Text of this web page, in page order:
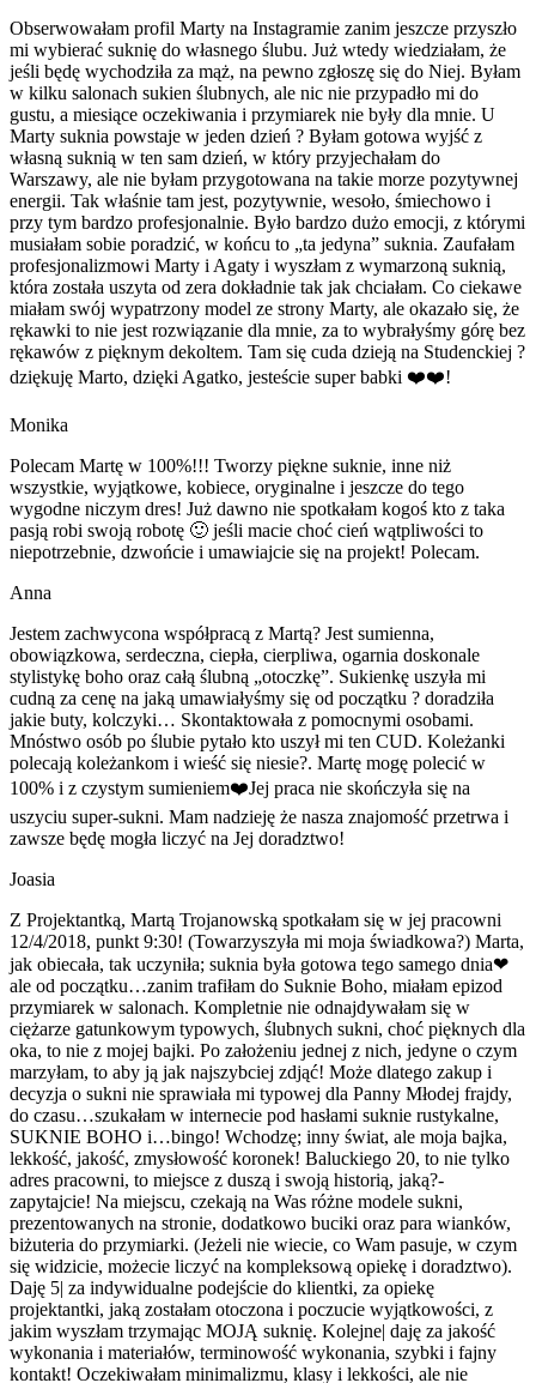
Obserwowałam profil Marty na Instagramie zanim jeszcze przyszło
mi wybierać suknię do własnego ślubu. Już wtedy wiedziałam, że
jeśli będę wychodziła za mąż, na pewno zgłoszę się do Niej. Byłam
w kilku salonach sukien ślubnych, ale nic nie przypadło mi do
gustu, a miesiące oczekiwania i przymiarek nie były dla mnie. U
Marty suknia powstaje w jeden dzień ? Byłam gotowa wyjść z
własną suknią w ten sam dzień, w który przyjechałam do
Warszawy, ale nie byłam przygotowana na takie morze pozytywnej
energii. Tak właśnie tam jest, pozytywnie, wesoło, śmiechowo i
przy tym bardzo profesjonalnie. Było bardzo dużo emocji, z którymi
musiałam sobie poradzić, w końcu to „ta jedyna” suknia. Zaufałam
profesjonalizmowi Marty i Agaty i wyszłam z wymarzoną suknią,
która została uszyta od zera dokładnie tak jak chciałam. Co ciekawe
miałam swój wypatrzony model ze strony Marty, ale okazało się, że
rękawki to nie jest rozwiązanie dla mnie, za to wybrałyśmy górę bez
rękawów z pięknym dekoltem. Tam się cuda dzieją na Studenckiej ?
dziękuję Marto, dzięki Agatko, jesteście super babki ❤️❤️!
Monika
Polecam Martę w 100%!!! Tworzy piękne suknie, inne niż
wszystkie, wyjątkowe, kobiece, oryginalne i jeszcze do tego
wygodne niczym dres! Już dawno nie spotkałam kogoś kto z taka
pasją robi swoją robotę 🙂 jeśli macie choć cień wątpliwości to
niepotrzebnie, dzwońcie i umawiajcie się na projekt! Polecam.
Anna
Jestem zachwycona współpracą z Martą? Jest sumienna,
obowiązkowa, serdeczna, ciepła, cierpliwa, ogarnia doskonale
stylistykę boho oraz całą ślubną „otoczkę”. Sukienkę uszyła mi
cudną za cenę na jaką umawiałyśmy się od początku ? doradziła
jakie buty, kolczyki… Skontaktowała z pomocnymi osobami.
Mnóstwo osób po ślubie pytało kto uszył mi ten CUD. Koleżanki
polecają koleżankom i wieść się niesie?. Martę mogę polecić w
100% i z czystym sumieniem❤️Jej praca nie skończyła się na
uszyciu super-sukni. Mam nadzieję że nasza znajomość przetrwa i
zawsze będę mogła liczyć na Jej doradztwo!
Joasia
Z Projektantką, Martą Trojanowską spotkałam się w jej pracowni
12/4/2018, punkt 9:30! (Towarzyszyła mi moja świadkowa?) Marta,
jak obiecała, tak uczyniła; suknia była gotowa tego samego dnia❤
ale od początku…zanim trafiłam do Suknie Boho, miałam epizod
przymiarek w salonach. Kompletnie nie odnajdywałam się w
ciężarze gatunkowym typowych, ślubnych sukni, choć pięknych dla
oka, to nie z mojej bajki. Po założeniu jednej z nich, jedyne o czym
marzyłam, to aby ją jak najszybciej zdjąć! Może dlatego zakup i
decyzja o sukni nie sprawiała mi typowej dla Panny Młodej frajdy,
do czasu…szukałam w internecie pod hasłami suknie rustykalne,
SUKNIE BOHO i…bingo! Wchodzę; inny świat, ale moja bajka,
lekkość, jakość, zmysłowość koronek! Baluckiego 20, to nie tylko
adres pracowni, to miejsce z duszą i swoją historią, jaką?-
zapytajcie! Na miejscu, czekają na Was różne modele sukni,
prezentowanych na stronie, dodatkowo buciki oraz para wianków,
biżuteria do przymiarki. (Jeżeli nie wiecie, co Wam pasuje, w czym
się widzicie, możecie liczyć na kompleksową opiekę i doradztwo).
Daję 5| za indywidualne podejście do klientki, za opiekę
projektantki, jaką zostałam otoczona i poczucie wyjątkowości, z
jakim wyszłam trzymając MOJĄ suknię. Kolejne| daję za jakość
wykonania i materiałów, terminowość wykonania, szybki i fajny
kontakt! Oczekiwałam minimalizmu, klasy i lekkości, ale nie